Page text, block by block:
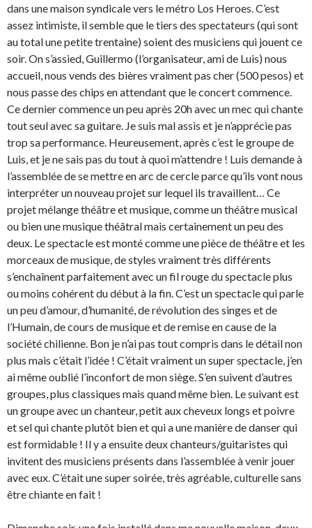
dans une maison syndicale vers le métro Los Heroes. C’est
assez intimiste, il semble que le tiers des spectateurs (qui sont
au total une petite trentaine) soient des musiciens qui jouent ce
soir. On s’assied, Guillermo (l’organisateur, ami de Luis) nous
accueil, nous vends des bières vraiment pas cher (500 pesos) et
nous passe des chips en attendant que le concert commence.
Ce dernier commence un peu après 20h avec un mec qui chante
tout seul avec sa guitare. Je suis mal assis et je n’apprécie pas
trop sa performance. Heureusement, après c’est le groupe de
Luis, et je ne sais pas du tout à quoi m’attendre ! Luis demande à
l’assemblée de se mettre en arc de cercle parce qu’ils vont nous
interpréter un nouveau projet sur lequel ils travaillent… Ce
projet mélange théâtre et musique, comme un théâtre musical
ou bien une musique théâtral mais certainement un peu des
deux. Le spectacle est monté comme une pièce de théâtre et les
morceaux de musique, de styles vraiment très différents
s’enchaînent parfaitement avec un fil rouge du spectacle plus
ou moins cohérent du début à la fin. C’est un spectacle qui parle
un peu d’amour, d’humanité, de révolution des singes et de
l’Humain, de cours de musique et de remise en cause de la
société chilienne. Bon je n’ai pas tout compris dans le détail non
plus mais c’était l’idée ! C’était vraiment un super spectacle, j’en
ai même oublié l’inconfort de mon siège. S’en suivent d’autres
groupes, plus classiques mais quand même bien. Le suivant est
un groupe avec un chanteur, petit aux cheveux longs et poivre
et sel qui chante plutôt bien et qui a une manière de danser qui
est formidable ! Il y a ensuite deux chanteurs/guitaristes qui
invitent des musiciens présents dans l’assemblée à venir jouer
avec eux. C’était une super soirée, très agréable, culturelle sans
être chiante en fait !